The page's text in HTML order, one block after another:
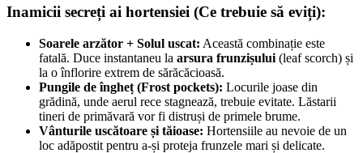
Inamicii secreți ai hortensiei (Ce trebuie să eviți):
Soarele arzător + Solul uscat: Această combinație este
fatală. Duce instantaneu la arsura frunzișului (leaf scorch) și
la o înflorire extrem de sărăcăcioasă.
Pungile de îngheț (Frost pockets): Locurile joase din
grădină, unde aerul rece stagnează, trebuie evitate. Lăstarii
tineri de primăvară vor fi distruși de primele brume.
Vânturile uscătoare și tăioase: Hortensiile au nevoie de un
loc adăpostit pentru a-și proteja frunzele mari și delicate.